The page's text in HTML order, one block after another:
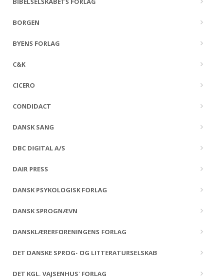
BORGEN
BYENS FORLAG
C&K
CICERO
CONDIDACT
DANSK SANG
DBC DIGITAL A/S
DAIR PRESS
DANSK PSYKOLOGISK FORLAG
DANSK SPROGNÆVN
DANSKLÆRERFORENINGENS FORLAG
DET DANSKE SPROG- OG LITTERATURSELSKAB
DET KGL. VAJSENHUS' FORLAG